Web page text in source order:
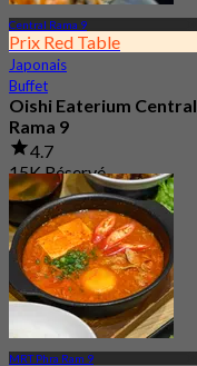
Central Rama 9
Prix Red Table
Japonais
Buffet
Oishi Eaterium Central
Rama 9
4.7
15K Réservé
De฿ 645
MRT Phra Ram 9